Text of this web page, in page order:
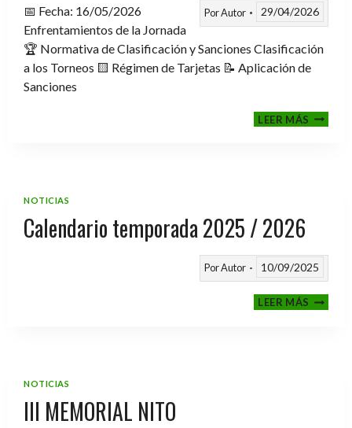
PorAutor 29/04/2026
📅 Fecha: 16/05/2026
Enfrentamientos de la Jornada
🏆 Normativa de Clasificación y Sanciones Clasificación
a los Torneos 🟨 Régimen de Tarjetas 📝 Aplicación de
Sanciones
LEER MÁSFASE
NOTICIAS
Calendario temporada 2025 / 2026
PorAutor 10/09/2025
LEER MÁS
NOTICIAS
III MEMORIAL NITO